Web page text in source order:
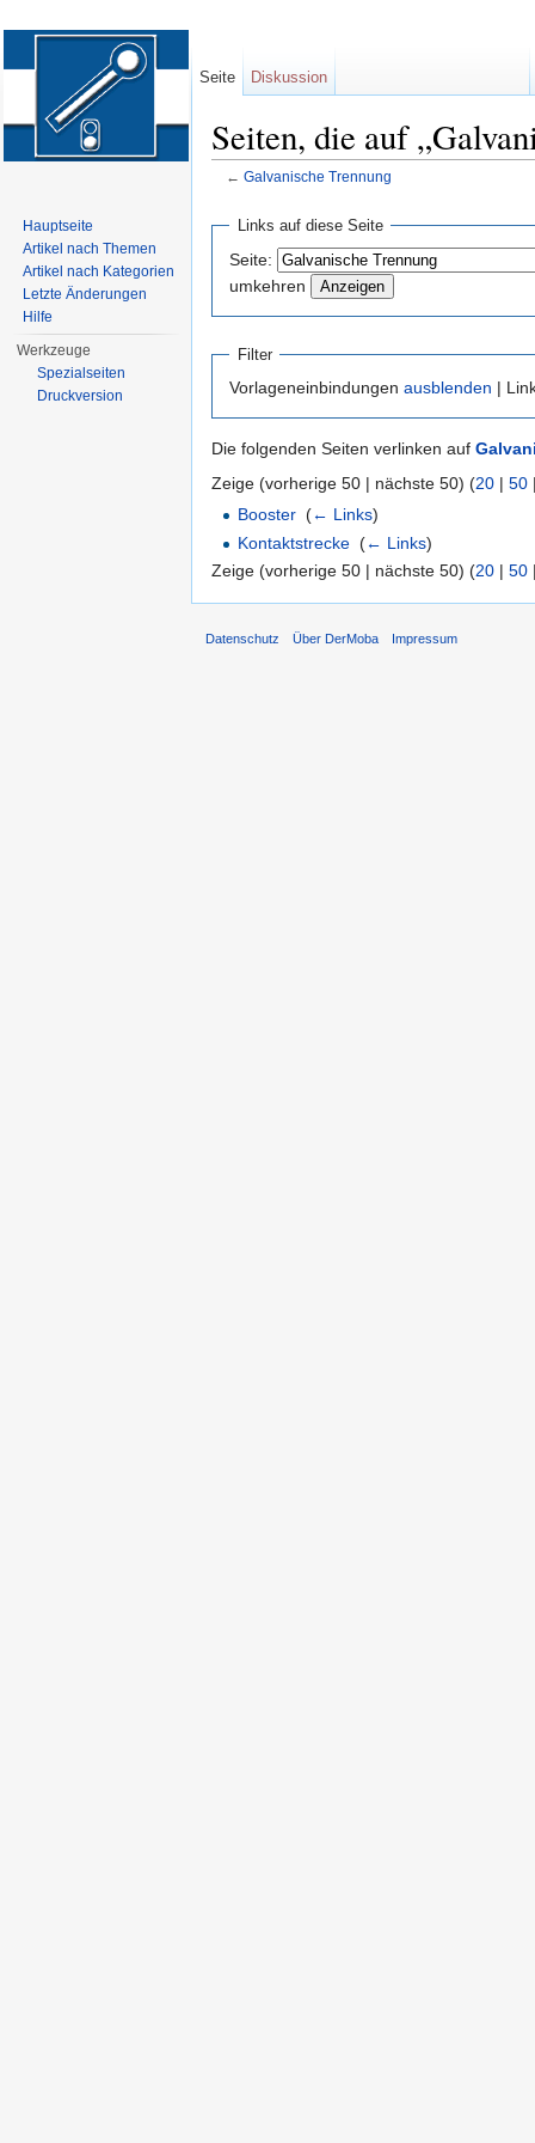
Seiten, die auf
← Galvanische Trennung
Links auf diese Seite
Seite:
umkehren
Filter
Vorlageneinbindungen ausblenden |
Die folgenden Seiten verlinken auf
Zeige (vorherige 50 | nächste 50) (20 | 50
Booster (← Links)
Kontaktstrecke (← Links)
Zeige (vorherige 50 | nächste 50) (20 | 50
Seite Diskussion
Hauptseite
Artikel nach Themen
Artikel nach Kategorien
Letzte Änderungen
Hilfe
Werkzeuge
Spezialseiten
Druckversion
Datenschutz Über DerMoba Impressum